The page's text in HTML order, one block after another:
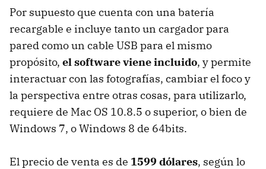
Por supuesto que cuenta con una batería
recargable e incluye tanto un cargador para
pared como un cable USB para el mismo
propósito, el software viene incluido, y permite
interactuar con las fotografías, cambiar el foco y
la perspectiva entre otras cosas, para utilizarlo,
requiere de Mac OS 10.8.5 o superior, o bien de
Windows 7, o Windows 8 de 64bits.
El precio de venta es de 1599 dólares, según lo